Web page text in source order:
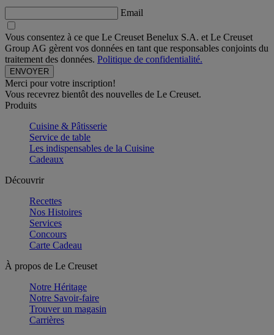
Email
Vous consentez à ce que Le Creuset Benelux S.A. et Le Creuset
Group AG gèrent vos données en tant que responsables conjoints du
traitement des données. Politique de confidentialité.
Merci pour votre inscription!
Vous recevrez bientôt des nouvelles de Le Creuset.
Produits
Cuisine & Pâtisserie
Service de table
Les indispensables de la Cuisine
Cadeaux
Découvrir
Recettes
Nos Histoires
Services
Concours
Carte Cadeau
À propos de Le Creuset
Notre Héritage
Notre Savoir-faire
Trouver un magasin
Carrières